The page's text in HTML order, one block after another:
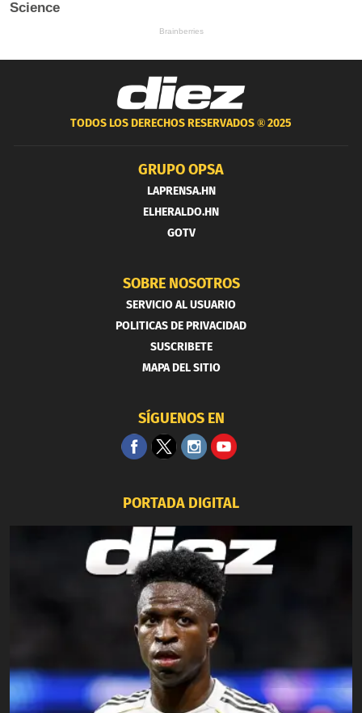
TODOS LOS DERECHOS RESERVADOS ®2025
GRUPO OPSA
LAPRENSA.HN
ELHERALDO.HN
GOTV
SOBRE NOSOTROS
SERVICIO AL USUARIO
POLITICAS DE PRIVACIDAD
SUSCRIBETE
MAPA DEL SITIO
SÍGUENOS EN
PORTADA DIGITAL